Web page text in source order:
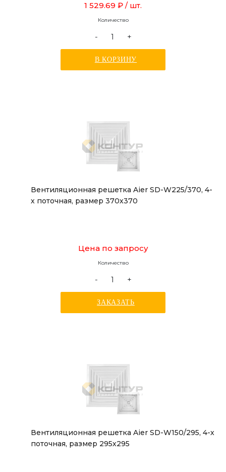
1 529.69 ₽ / шт.
Количество
- +
В КОРЗИНУ
Вентиляционная решетка Aier SD-W225/370, 4-
х поточная, размер 370х370
Цена по запросу
Количество
- +
ЗАКАЗАТЬ
Вентиляционная решетка Aier SD-W150/295, 4-х
поточная, размер 295х295